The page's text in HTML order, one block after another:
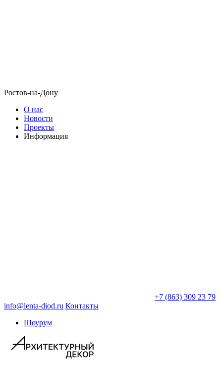
Ростов-на-Дону
О нас
Новости
Проекты
Информация
+7 (863) 309 23 79
info@lenta-diod.ru Контакты
Шоурум